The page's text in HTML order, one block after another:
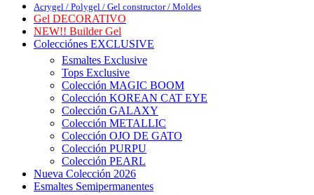
Acrygel / Polygel / Gel constructor / Moldes
Gel DECORATIVO
NEW!! Builder Gel
Colecciónes EXCLUSIVE
Esmaltes Exclusive
Tops Exclusive
Colección MAGIC BOOM
Colección KOREAN CAT EYE
Colección GALAXY
Colección METALLIC
Colección OJO DE GATO
Colección PURPU
Colección PEARL
Nueva Colección 2026
Esmaltes Semipermanentes